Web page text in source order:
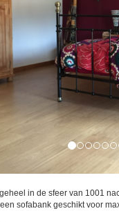
in de sfeer van 1001
sofabank geschikt voor